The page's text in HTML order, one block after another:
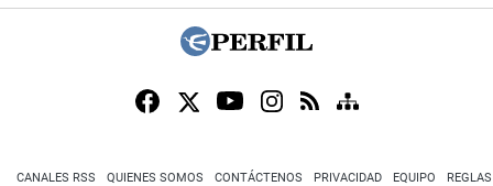
CANALES RSS QUIENES SOMOS CONTÁCTENOS PRIVACIDAD EQUIPO